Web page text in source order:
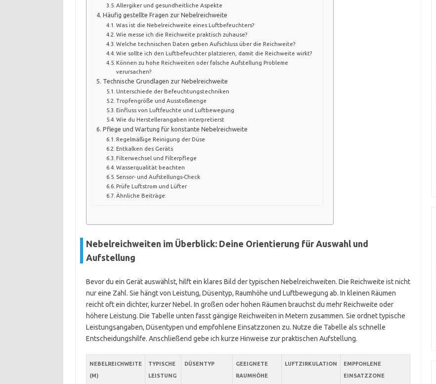
Allergiker und gesundheitliche Aspekte
Häufig gestellte Fragen zur Nebelreichweite
Was ist die Nebelreichweite eines Luftbefeuchters?
Wie messe ich die Reichweite praktisch zuhause?
Welche technischen Daten geben Aufschluss über die Reichweite?
Wie sollte ich den Luftbefeuchter platzieren, damit die Reichweite wirkt?
Können zu hohe Reichweiten oder falsche Aufstellung Probleme
verursachen?
Technische Grundlagen zur Nebelreichweite
Unterschiede der Befeuchtungstechniken
Tropfengröße und Ausstoßmenge
Einfluss von Luftfeuchte und Luftbewegung
Wie du Herstellerangaben interpretierst
Pflege und Wartung für konstante Nebelreichweite
Regelmäßige Reinigung der Düse
Entkalken des Geräts
Filterwechsel und Filterpflege
Wasserqualität beachten
Sensor- und Aufstellungs-Check
Prüfe Luftstrom und Lüfter
Ähnliche Beiträge:
Nebelreichweiten im Überblick: Deine Orientierung für Auswahl und
Aufstellung
Bevor du ein Gerät auswählst, hilft ein klares Bild der typischen Nebelreichweiten. Die Reichweite ist nicht
nur eine Zahl. Sie hängt von Leistung, Düsentyp, Raumhöhe und Luftbewegung ab. In kleinen Räumen
reicht oft ein dichter, kurzer Nebel. In großen oder hohen Räumen brauchst du mehr Reichweite oder
höhere Leistung. Die Tabelle unten fasst gängige Reichweiten in Metern zusammen. Sie ordnet typische
Leistungsangaben, Düsentypen und empfohlene Einsatzzonen zu. Nutze die Tabelle als schnelle
Entscheidungshilfe. Anschließend gebe ich kurze Hinweise zur praktischen Aufstellung.
NEBELREICHWEITE
(M)
TYPISCHE
LEISTUNG
DÜSENTYP
GEEIGNETE
RAUMHÖHE
LUFTZIRKULATION
EMPFOHLENE
EINSATZZONE